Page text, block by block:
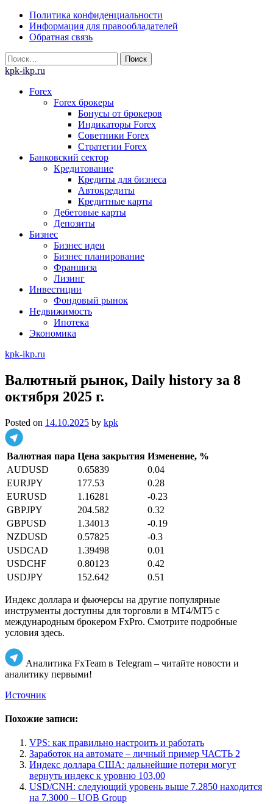
Skip
content
Политика конфиденциальности
Информация для правообладателей
Обратная связь
Найти:
kpk-ikp.ru
Forex
Forex брокеры
Бонусы от брокеров
Индикаторы Forex
Советники Forex
Стратегии Forex
Банковский сектор
Кредитование
Кредиты для бизнеса
Автокредиты
Кредитные карты
Дебетовые карты
Депозиты
Бизнес
Бизнес идеи
Бизнес планирование
Франшиза
Лизинг
Инвестиции
Фондовый рынок
Недвижимость
Ипотека
Экономика
kpk-ikp.ru
Валютный рынок, Daily history за 8
октября 2025 г.
Posted on 14.10.2025 by kpk
Валютная пара Цена закрытия Изменение, %
AUDUSD
0.65839
0.04
EURJPY
177.53
0.28
EURUSD
1.16281
-0.23
GBPJPY
204.582
0.32
GBPUSD
1.34013
-0.19
NZDUSD
0.57825
-0.3
USDCAD
1.39498
0.01
USDCHF
0.80123
0.42
USDJPY
152.642 0.51
Индекс доллара и фьючерсы на другие популярные
инструменты доступны для торговли в MT4/MT5 с
международным брокером FxPro. Смотрите подробные
условия здесь.
Аналитика FxTeam в Telegram – читайте новости и
аналитику первыми!
Источник
Похожие записи:
VPS: как правильно настроить и работать
Заработок на автомате – личный пример ЧАСТЬ 2
Индекс доллара США: дальнейшие потери могут
вернуть индекс к уровню 103,00
USD/CNH: следующий уровень выше 7.2850 находится
на 7.3000 – UOB Group